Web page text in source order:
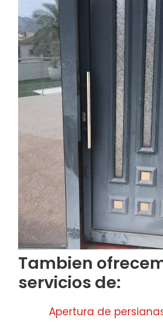
Tambien
servicios de:
Apertura de